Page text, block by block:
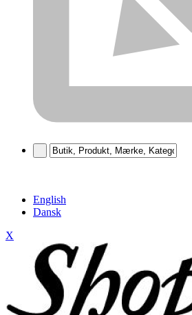
English
Dansk
X